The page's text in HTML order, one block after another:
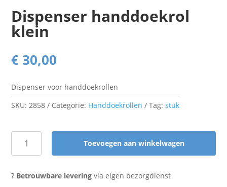
Dispenser handdoekrol
klein
€ 30,00
Dispenser voor handdoekrollen
SKU:2858 Categorie: Handdoekrollen Tag:stuk
Dispenser
klein
Toevoegen aan winkelwagen
? Betrouwbare levering via eigen bezorgdienst